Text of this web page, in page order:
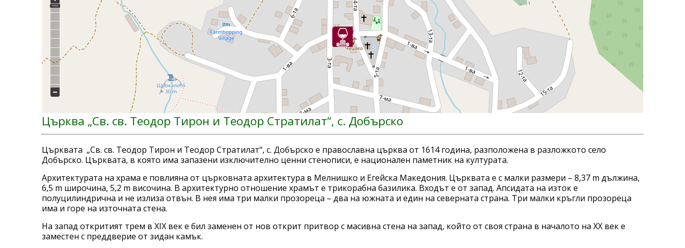
Църква „Св. св. Теодор Тирон и Теодор Стратилат“, с. Добърско
Църквата „Св. св. Теодор Тирон и Теодор Стратилат“, с. Добърско е православна църква от 1614 година, разположена в разложкото село
Добърско. Църквата, в която има запазени изключително ценни стенописи, е национален паметник на културата.
Архитектурата на храма е повлияна от църковната архитектура в Мелнишко и Егейска Македония. Църквата е с малки размери – 8,37 m дължина,
6,5 m широчина, 5,2 m височина. В архитектурно отношение храмът е трикорабна базилика. Входът е от запад. Апсидата на изток е
полуцилиндрична и не излиза отвън. В нея има три малки прозореца – два на южната и един на северната страна. Три малки кръгли прозореца
има и горе на източната стена.
На запад откритият трем в XIX век е бил заменен от нов открит притвор с масивна стена на запад, който от своя страна в началото на XX век е
заместен с преддверие от зидан камък.